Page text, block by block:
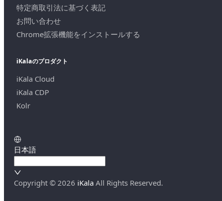
特定商取引法に基づく表記
お問い合わせ
Chrome拡張機能をインストールする
iKalaのプロダクト
iKala Cloud
iKala CDP
Kolr
日本語
Copyright © 2026 iKala All Rights Reserved.